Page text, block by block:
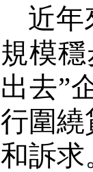
近年
規模
出去”
行圍繞
和訴求